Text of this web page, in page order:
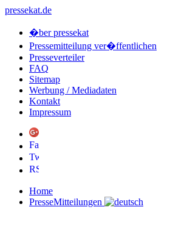
pressekat.de
�ber pressekat
Pressemitteilung ver�ffentlichen
Presseverteiler
FAQ
Sitemap
Werbung / Mediadaten
Kontakt
Impressum
Home
PresseMitteilungen